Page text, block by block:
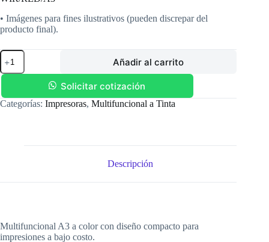
• Imágenes para fines ilustrativos (pueden discrepar del
producto final).
IMPRESORA
EPSON
L15150
MULTIFUNCION/FAX
WIR/RED/A3
cantidad
Añadir al carrito
Solicitar cotización
Categorías: Impresoras, Multifuncional a Tinta
Descripción
Multifuncional A3 a color con diseño compacto para
impresiones a bajo costo.